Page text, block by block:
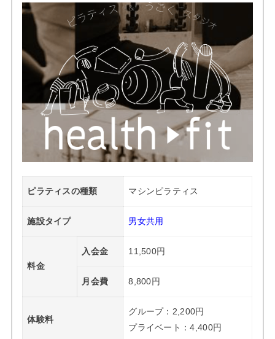
ピラティスの種類 マシンピラティス
施設タイプ 男女共用
料金
入会金 11,500円
月会費 8,800円
体験料
グループ：2,200円
プライベート：4,400円